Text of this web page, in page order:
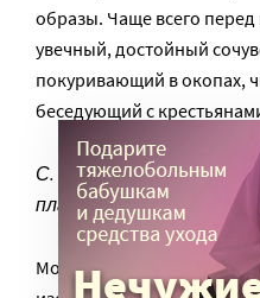
образы. Чаще всего
увечный, достойный
покуривающий в окопах,
беседующий с
С. Виноградов, « На
плакат 1915г.
Можно сказать, что